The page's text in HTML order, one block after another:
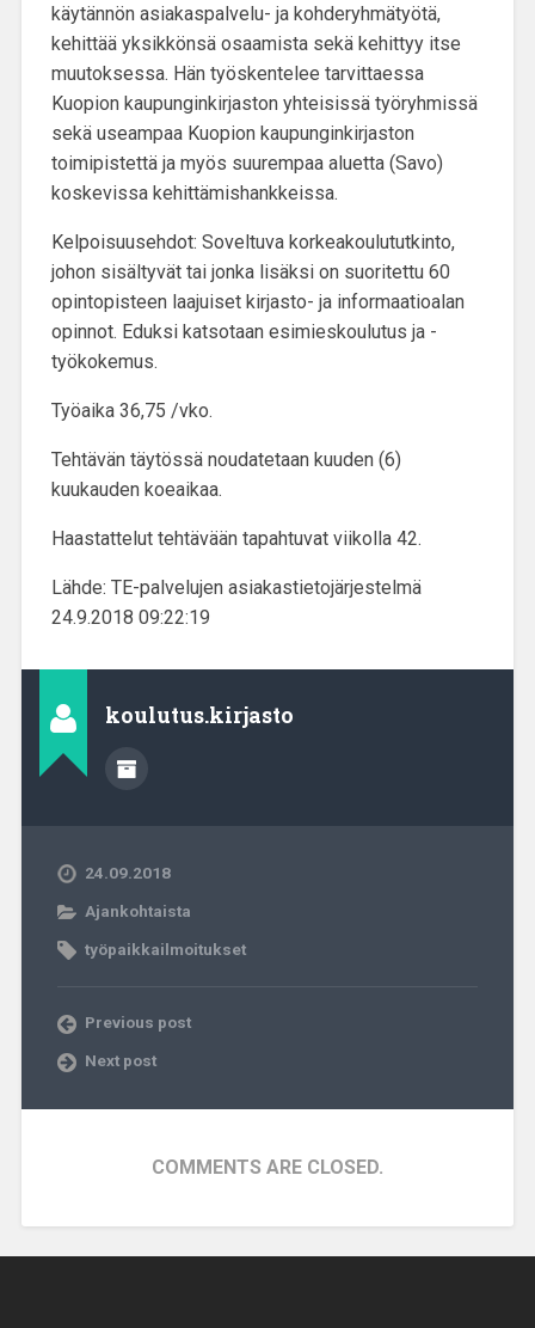
käytännön asiakaspalvelu- ja kohderyhmätyötä,
kehittää yksikkönsä osaamista sekä kehittyy itse
muutoksessa. Hän työskentelee tarvittaessa
Kuopion kaupunginkirjaston yhteisissä työryhmissä
sekä useampaa Kuopion kaupunginkirjaston
toimipistettä ja myös suurempaa aluetta (Savo)
koskevissa kehittämishankkeissa.
Kelpoisuusehdot: Soveltuva korkeakoulututkinto,
johon sisältyvät tai jonka lisäksi on suoritettu 60
opintopisteen laajuiset kirjasto- ja informaatioalan
opinnot. Eduksi katsotaan esimieskoulutus ja -
työkokemus.
Työaika 36,75 /vko.
Tehtävän täytössä noudatetaan kuuden (6)
kuukauden koeaikaa.
Haastattelut tehtävään tapahtuvat viikolla 42.
Lähde: TE-palvelujen asiakastietojärjestelmä
24.9.2018 09:22:19
koulutus.kirjasto
24.09.2018
Ajankohtaista
työpaikkailmoitukset
Previous post
Next post
COMMENTS ARE CLOSED.